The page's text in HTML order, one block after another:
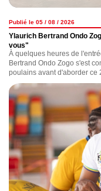
Publié le 05 / 08 / 2026
Ylaurich Bertrand Ondo
vous"
À quelques heures de
Bertrand Ondo Zogo s'est
poulains avant d'aborder ce